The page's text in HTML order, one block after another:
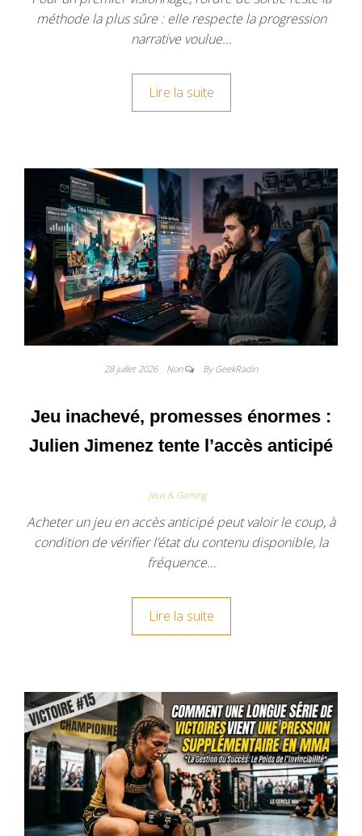
méthode la plus sûre : elle respecte la progression
narrative voulue…
Lire la suite
28 juillet 2026 Non By GeekRadin
Jeu inachevé, promesses énormes :
Julien Jimenez tente l’accès anticipé
Jeux & Gaming
Acheter un jeu en accès anticipé peut valoir le coup, à
condition de vérifier l’état du contenu disponible, la
fréquence…
Lire la suite